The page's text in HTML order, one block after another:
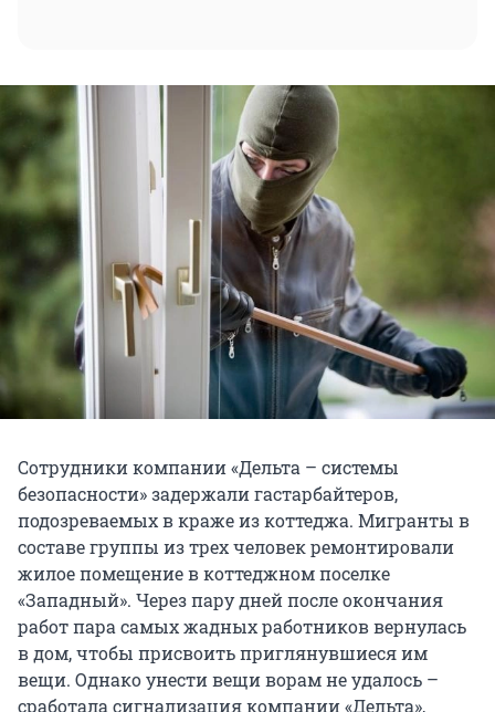
Сотрудники компании «Дельта – системы
безопасности» задержали гастарбайтеров,
подозреваемых в краже из коттеджа. Мигранты в
составе группы из трех человек ремонтировали
жилое помещение в коттеджном поселке
«Западный». Через пару дней после окончания
работ пара самых жадных работников вернулась
в дом, чтобы присвоить приглянувшиеся им
вещи. Однако унести вещи ворам не удалось –
сработала сигнализация компании «Дельта»,